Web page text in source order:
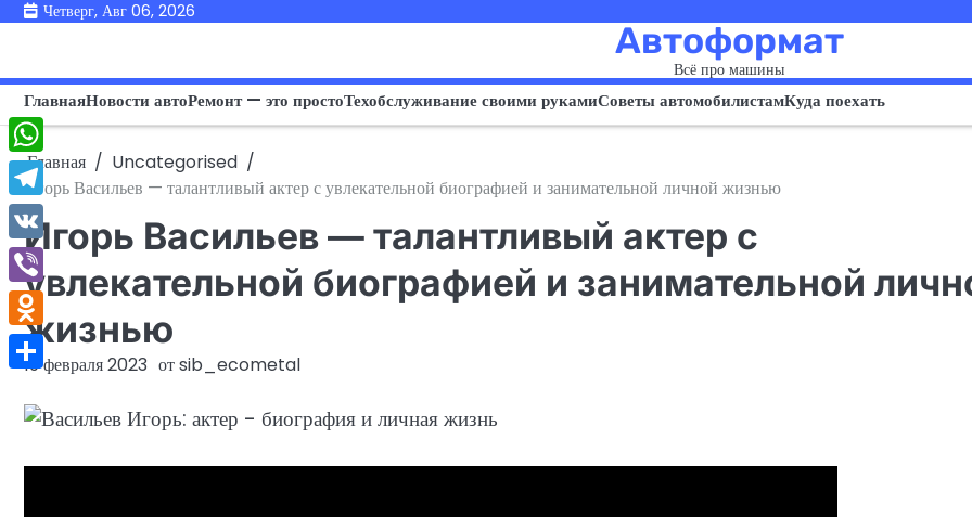
ПерейтиЧетверг, Авг 06, 2026
Автоформат
Всё про машины
ГлавнаяНовости автоРемонт — это простоТехобслуживание своими рукамиСоветы автомобилистамКуда поехать
Главная
Uncategorised
Игорь Васильев — талантливый актер с увлекательной биографией и занимательной личной жизнью
Игорь Васильев — талантливый актер с
увлекательной биографией и занимательной
жизнью
19 февраля 2023 отsib_ecometal
WhatsApp
Telegram
VK
Viber
Odnoklassniki